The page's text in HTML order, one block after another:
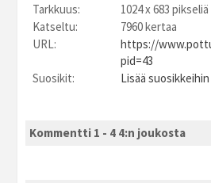
Tarkkuus:
1024 x 683 pikseliä
Katseltu:
7960 kertaa
URL:
https://
pid=43
Suosikit:
Lisää suosikkeihin
Kommentti 1 - 4 4:n joukosta